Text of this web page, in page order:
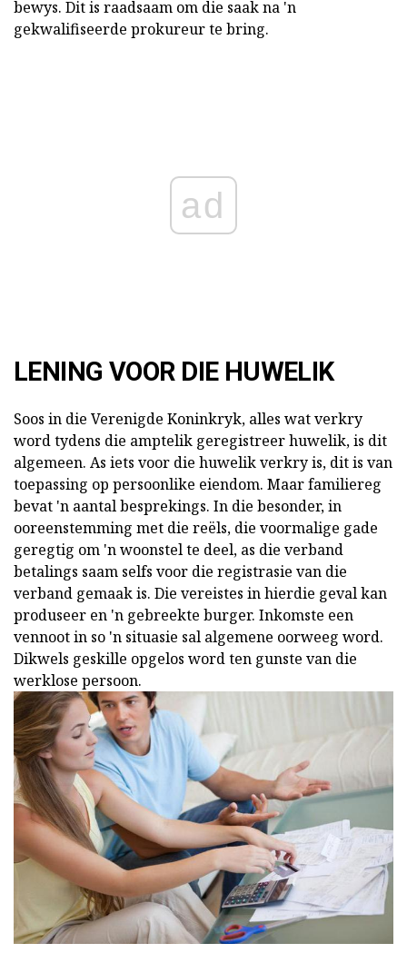
bewys. Dit is raadsaam om die saak na 'n
gekwalifiseerde prokureur te bring.
ad
LENING VOOR DIE HUWELIK
Soos in die Verenigde Koninkryk, alles wat verkry
word tydens die amptelik geregistreer huwelik, is dit
algemeen. As iets voor die huwelik verkry is, dit is van
toepassing op persoonlike eiendom. Maar familiereg
bevat 'n aantal besprekings. In die besonder, in
ooreenstemming met die reëls, die voormalige gade
geregtig om 'n woonstel te deel, as die verband
betalings saam selfs voor die registrasie van die
verband gemaak is. Die vereistes in hierdie geval kan
produseer en 'n gebreekte burger. Inkomste een
vennoot in so 'n situasie sal algemene oorweeg word.
Dikwels geskille opgelos word ten gunste van die
werklose persoon.